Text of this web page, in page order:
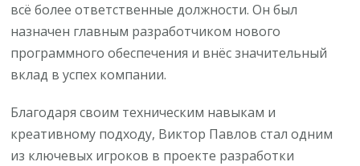
всё более ответственные должности. Он был
назначен главным разработчиком нового
программного обеспечения и внёс значительный
вклад в успех компании.
Благодаря своим техническим навыкам и
креативному подходу, Виктор Павлов стал одним
из ключевых игроков в проекте разработки